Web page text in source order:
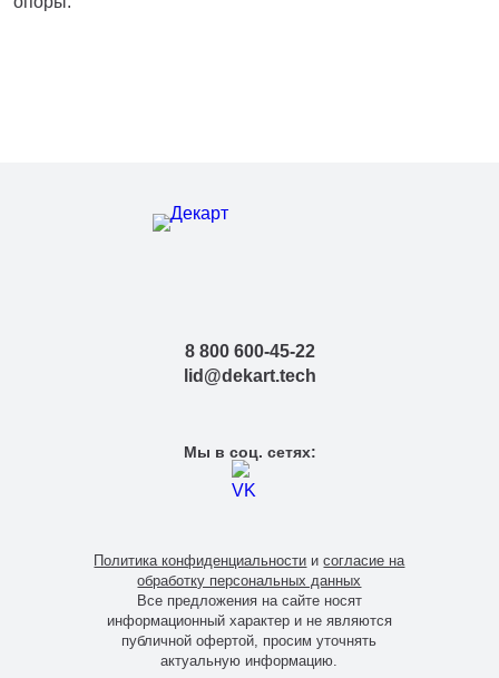
8 800 600-45-22
lid@dekart.tech
Мы в соц. сетях:
Все предложения на сайте носят
информационный характер и не являются
публичной офертой, просим уточнять
актуальную информацию.
Политика конфиденциальности исогласие на
обработку персональных данных